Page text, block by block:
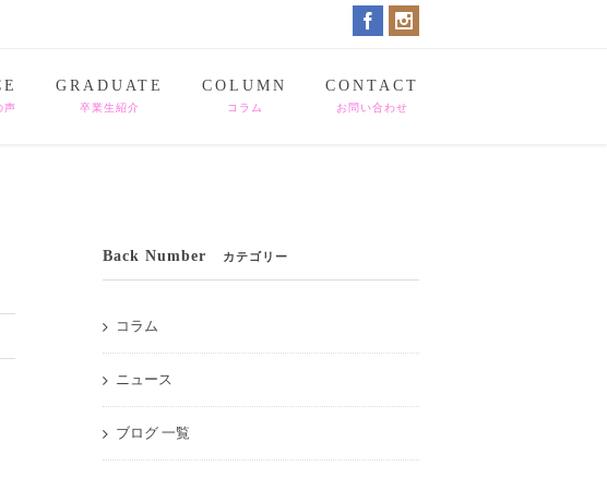
声
GRADUATE
卒業生紹介
COLUMN
コラム
CONTACT
お問い合わせ
Back Number カテゴリー
コラム
ニュース
ブログ 一覧